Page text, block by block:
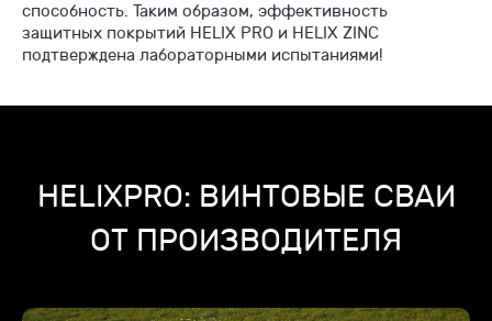
способность. Таким образом, эффективность
защитных покрытий HELIX PRO и HELIX ZINC
подтверждена лабораторными испытаниями!
HELIXPRO: ВИНТОВЫЕ СВАИ
ОТ ПРОИЗВОДИТЕЛЯ